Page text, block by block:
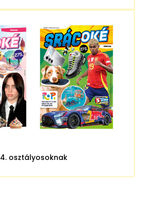
4. osztályosoknak